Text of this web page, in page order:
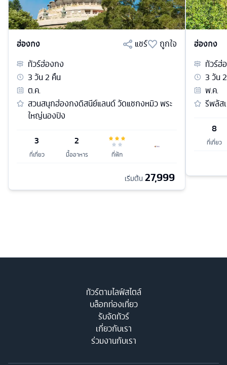
ฮ่องกง แชร์
ถูกใจ
ทัวร์ฮ่องกง
3วัน2 คืน
ต.ค.
สวนสนุกฮ่องกงดิสนีย์แลนด์ วัดแชกงหมิว พระ
ใหญ่นองปิง
3
ที่เที่ยว
2
มื้ออาหาร ที่พัก
เริ่มต้น 27,999
ฮ่องกง
ทัวร์ฮ่
3วัน2
พ.ค.
รีพลัส
8
ที่เที่ยว
ทัวร์ตามไลฟ์สไตล์
บล็อกท่องเที่ยว
รับจัดทัวร์
เกี่ยวกับเรา
ร่วมงานกับเรา